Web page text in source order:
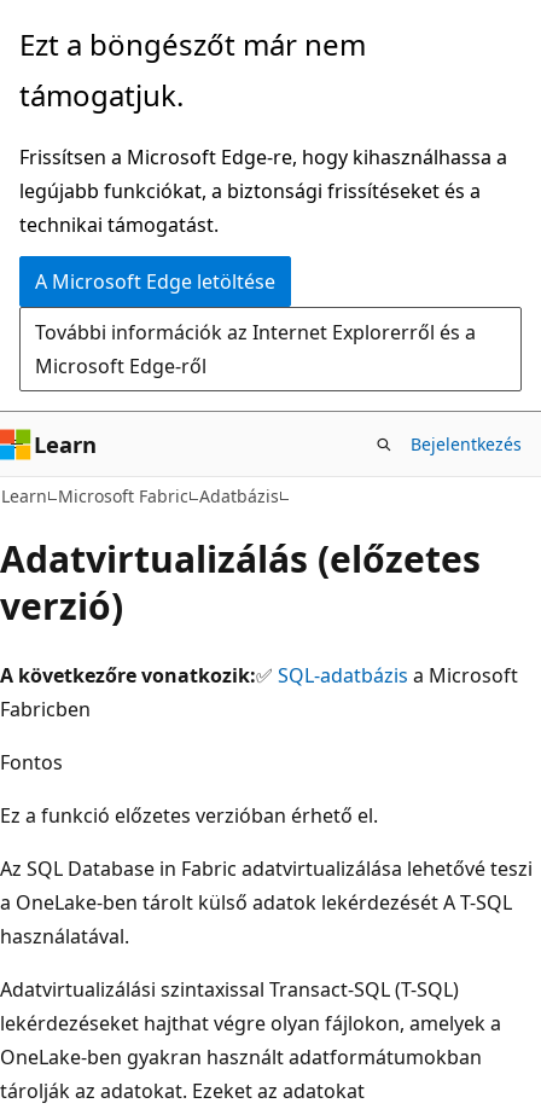
Ugrás
fő
Ezt a böngészőt már nem
támogatjuk.
Frissítsen a Microsoft Edge-re, hogy kihasználhassa a
legújabb funkciókat, a biztonsági frissítéseket és a
technikai támogatást.
A Microsoft Edge letöltése
További információk az Internet Explorerről és a
Microsoft Edge-ről
Learn Bejelentkezés
Learn Microsoft Fabric Adatbázis
Adatvirtualizálás (előzetes
verzió)
A következőre vonatkozik:✅ SQL-adatbázis a Microsoft
Fabricben
Fontos
Ez a funkció előzetes verzióban érhető el.
Az SQL Database in Fabric adatvirtualizálása lehetővé teszi
a OneLake-ben tárolt külső adatok lekérdezését A T-SQL
használatával.
Adatvirtualizálási szintaxissal Transact-SQL (T-SQL)
lekérdezéseket hajthat végre olyan fájlokon, amelyek a
OneLake-ben gyakran használt adatformátumokban
tárolják az adatokat. Ezeket az adatokat